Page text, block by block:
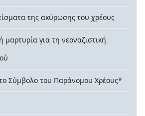
της ακύρωσης του χρέους
μαρτυρία για τη νεοναζιστική
Σύμβολο του Παράνομου Χρέους*